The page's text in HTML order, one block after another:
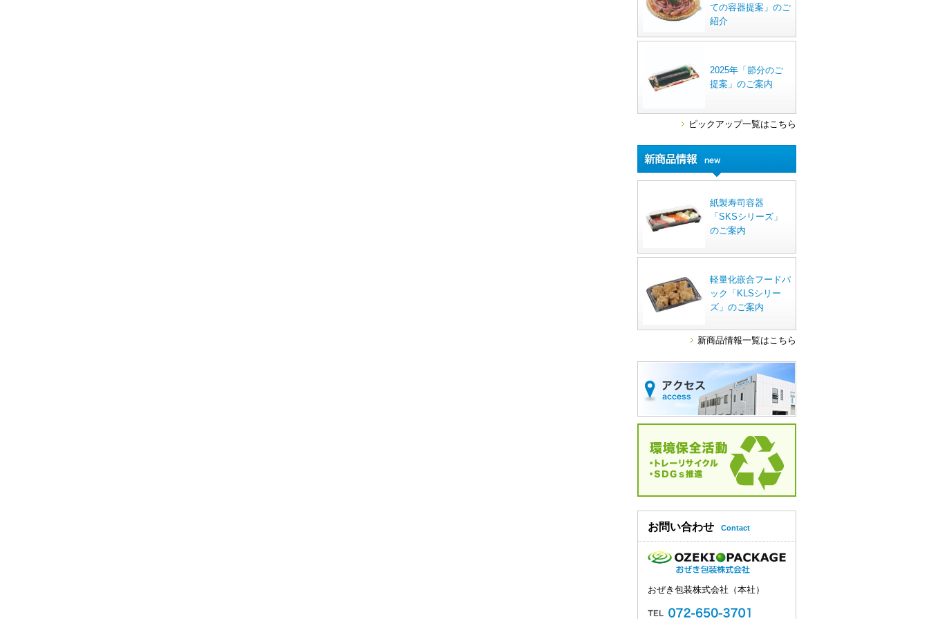
ての容器提案」のご
紹介
2025年「節分のご
提案」のご案内
ピックアップ一覧はこちら
紙製寿司容器
「SKSシリーズ」
のご案内
軽量化嵌合フードパ
ック「KLSシリー
ズ」のご案内
新商品情報一覧はこちら
お問い合わせ Contact
おぜき包装株式会社（本社）